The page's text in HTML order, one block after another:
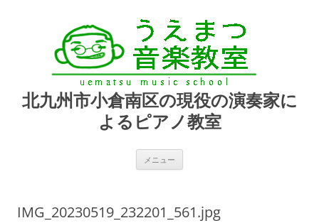
北九州市小倉南区の現役の演奏家に
よるピアノ教室
メニュー
ス
IMG_20230519_232201_561.jpg